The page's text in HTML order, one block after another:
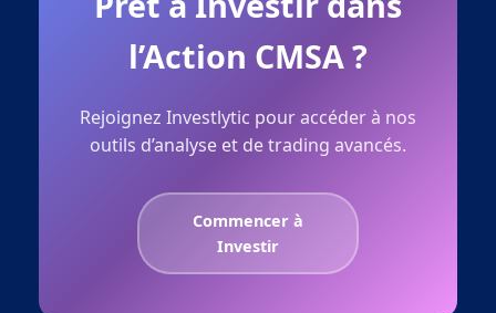
l’Action CMSA ?
Rejoignez Investlytic pour accéder à nos
outils d’analyse et de trading avancés.
Commencer à
Investir